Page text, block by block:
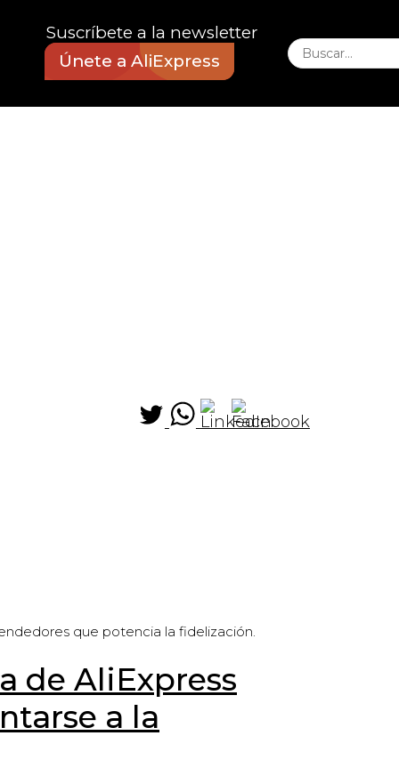
Suscríbete a la newsletter
Únete a AliExpress
que potencia la fidelización.
de AliExpress
a la